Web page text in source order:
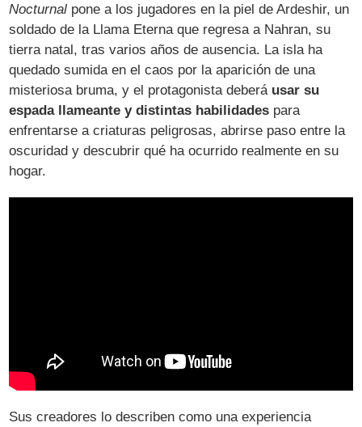
Nocturnal pone a los jugadores en la piel de Ardeshir, un
soldado de la Llama Eterna que regresa a Nahran, su
tierra natal, tras varios años de ausencia. La isla ha
quedado sumida en el caos por la aparición de una
misteriosa bruma, y el protagonista deberá usar su
espada llameante y distintas habilidades para
enfrentarse a criaturas peligrosas, abrirse paso entre la
oscuridad y descubrir qué ha ocurrido realmente en su
hogar.
Sus creadores lo describen como una experiencia